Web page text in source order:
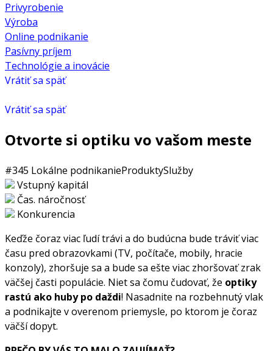
Privyrobenie
Výroba
Online podnikanie
Pasívny príjem
Technológie a inovácie
Vrátiť sa späť
Vrátiť sa späť
Otvorte si optiku vo vašom meste
#345 Lokálne podnikanieProduktySlužby
Vstupný kapitál
Čas. náročnosť
Konkurencia
Keďže čoraz viac ľudí trávi a do budúcna bude tráviť viac
času pred obrazovkami (TV, počítače, mobily, hracie
konzoly), zhoršuje sa a bude sa ešte viac zhoršovať zrak
väčšej časti populácie. Niet sa čomu čudovať, že optiky
rastú ako huby po daždi! Nasadnite na rozbehnutý vlak
a podnikajte v overenom priemysle, po ktorom je čoraz
väčší dopyt.